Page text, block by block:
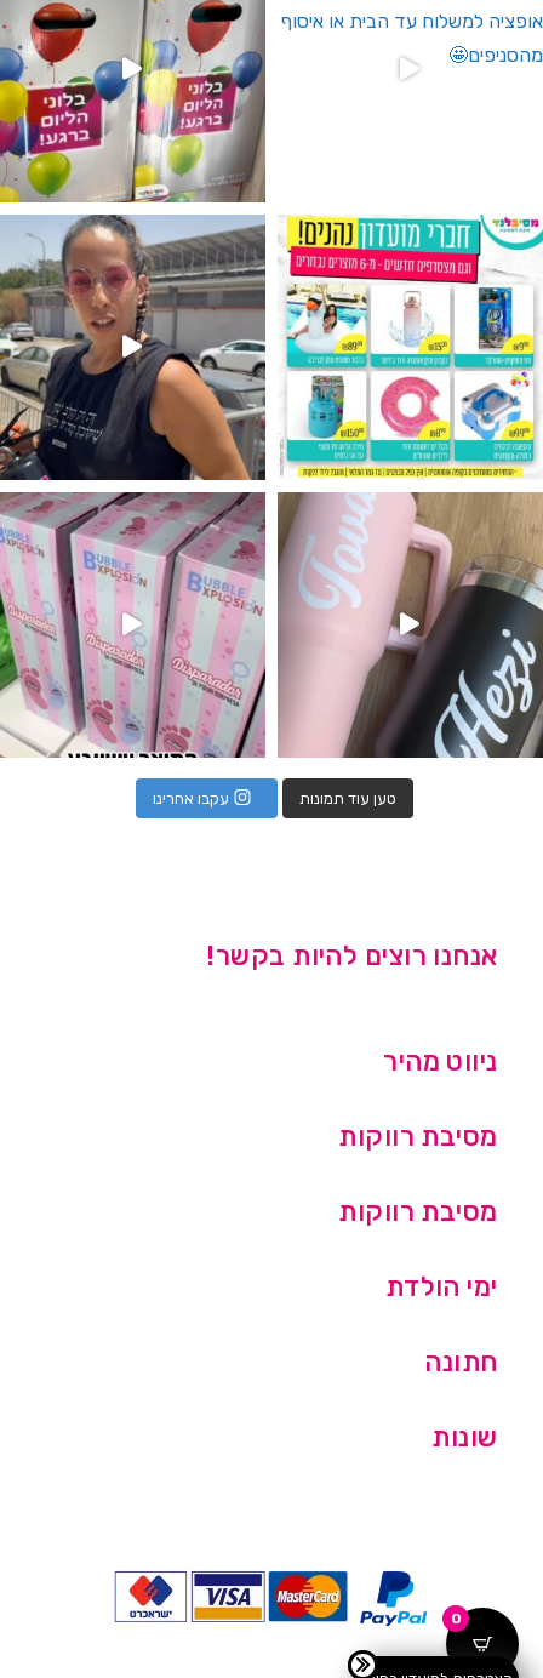
מין העובר רק במסיבלנד !! קיים
מטף לגילוי מין העובר חזר למלא
טען עוד תמונות עקבו אחרינו
אנחנו רוצים להיות בקשר!
ניווט מהיר
מסיבת רווקות
מסיבת רווקות
ימי הולדת
חתונה
שונות
0